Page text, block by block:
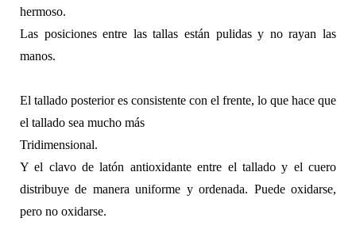
hermoso.
Las posiciones entre las tallas están pulidas y no rayan las
manos.
El tallado posterior es consistente con el frente, lo que hace que
el tallado sea mucho más
Tridimensional.
Y el clavo de latón antioxidante entre el tallado y el cuero
distribuye de manera uniforme y ordenada. Puede oxidarse,
pero no oxidarse.